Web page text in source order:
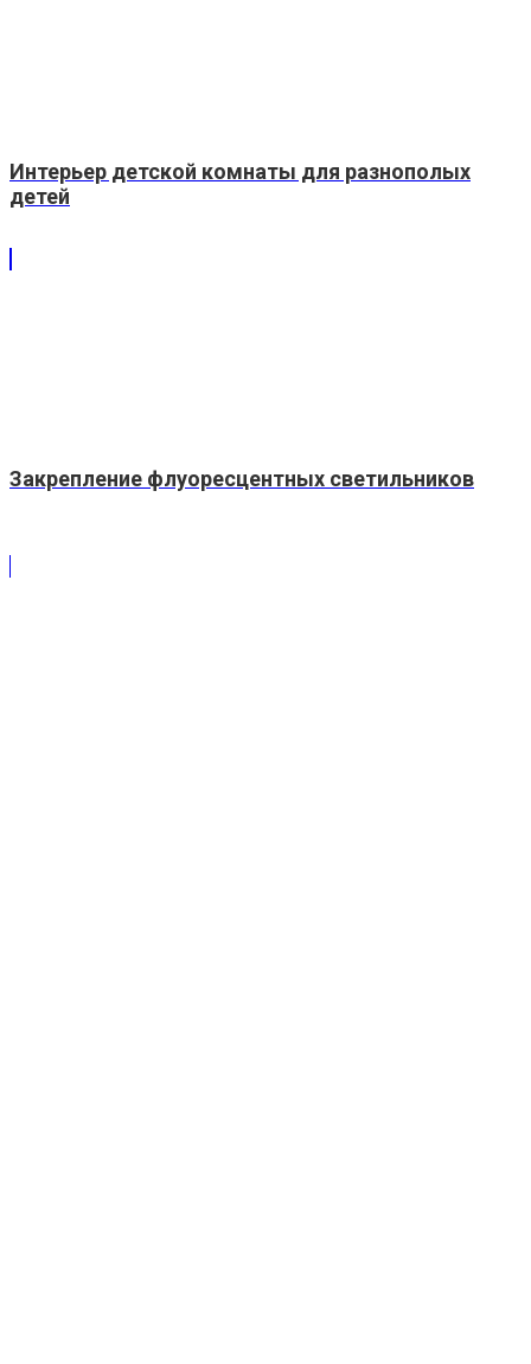
Интерьер детской комнаты для разнополых
детей
Закрепление флуоресцентных светильников